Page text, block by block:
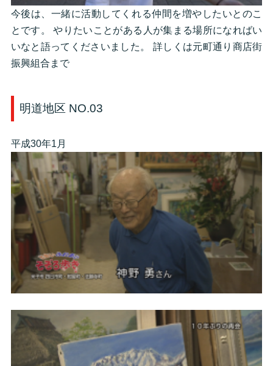
今後は、一緒に活動してくれる仲間を増やしたいとのこ
とです。 やりたいことがある人が集まる場所になればい
いなと語ってくださいました。 詳しくは元町通り商店街
振興組合まで
明道地区 NO.03
平成30年1月